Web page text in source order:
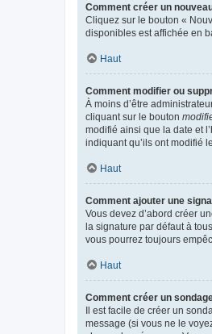
Comment créer un
Cliquez sur le bouton «
disponibles est affichée en
Haut
Comment modifier ou
À moins d’être
cliquant sur le bouton
modifié ainsi que la date et
indiquant qu’ils ont modifié
Haut
Comment ajouter une
Vous devez d’abord créer
la signature par défaut à
vous pourrez toujours
Haut
Comment créer un
Il est facile de créer un
message (si vous ne le